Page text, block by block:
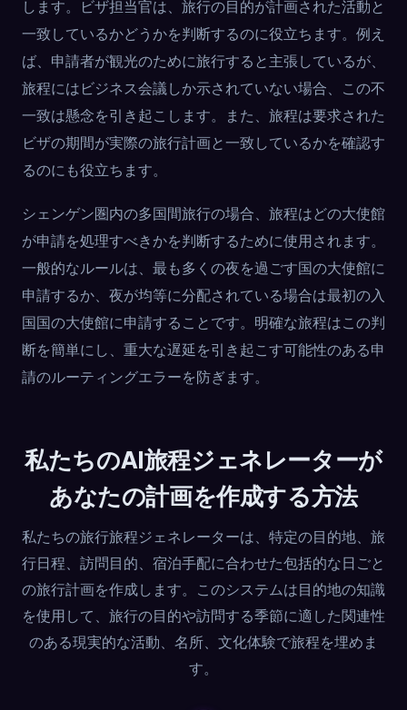
します。ビザ担当官は、旅行の目的が計画された活動と
一致しているかどうかを判断するのに役立ちます。例え
ば、申請者が観光のために旅行すると主張しているが、
旅程にはビジネス会議しか示されていない場合、この不
一致は懸念を引き起こします。また、旅程は要求された
ビザの期間が実際の旅行計画と一致しているかを確認す
るのにも役立ちます。
シェンゲン圏内の多国間旅行の場合、旅程はどの大使館
が申請を処理すべきかを判断するために使用されます。
一般的なルールは、最も多くの夜を過ごす国の大使館に
申請するか、夜が均等に分配されている場合は最初の入
国国の大使館に申請することです。明確な旅程はこの判
断を簡単にし、重大な遅延を引き起こす可能性のある申
請のルーティングエラーを防ぎます。
私たちのAI旅程ジェネレーターが
あなたの計画を作成する方法
私たちの旅行旅程ジェネレーターは、特定の目的地、旅
行日程、訪問目的、宿泊手配に合わせた包括的な日ごと
の旅行計画を作成します。このシステムは目的地の知識
を使用して、旅行の目的や訪問する季節に適した関連性
のある現実的な活動、名所、文化体験で旅程を埋めま
す。